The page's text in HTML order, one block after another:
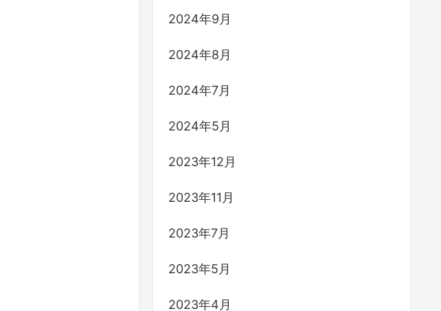
2024年9月
2024年8月
2024年7月
2024年5月
2023年12月
2023年11月
2023年7月
2023年5月
2023年4月